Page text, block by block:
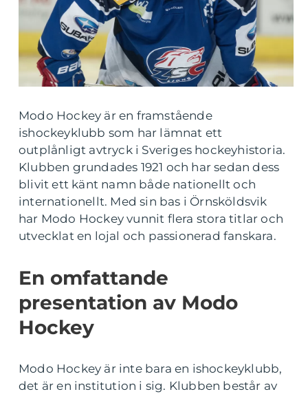
Modo Hockey är en framstående
ishockeyklubb som har lämnat ett
outplånligt avtryck i Sveriges hockeyhistoria.
Klubben grundades 1921 och har sedan dess
blivit ett känt namn både nationellt och
internationellt. Med sin bas i Örnsköldsvik
har Modo Hockey vunnit flera stora titlar och
utvecklat en lojal och passionerad fanskara.
En omfattande
presentation av Modo
Hockey
Modo Hockey är inte bara en ishockeyklubb,
det är en institution i sig. Klubben består av